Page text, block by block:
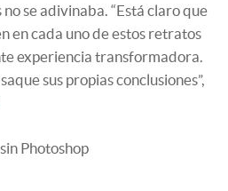
se adivinaba. “Está claro que
en cada uno de estos retratos
experiencia transformadora.
sus propias conclusiones”,
Photoshop